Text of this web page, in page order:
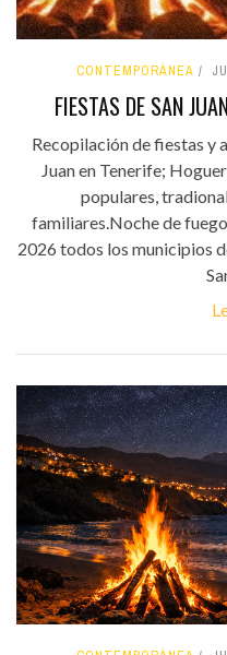
CONTEMPORÁNEA
FIESTAS DE SAN
Recopilación de fiestas y
Juan en Tenerife;
populares,
familiares.Noche de
2026 todos los municipios